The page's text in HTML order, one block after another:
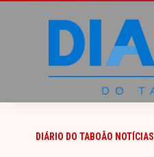
DIÁRIO DO TABOÃO NOTÍCIAS